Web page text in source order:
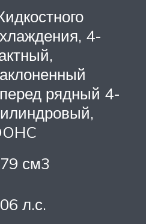
4-
рядный 4-
см3
л.с.